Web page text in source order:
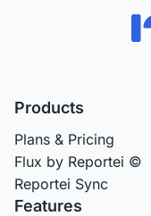
Products
Plans & Pricing
Flux by Reportei ©
Reportei Sync
Features